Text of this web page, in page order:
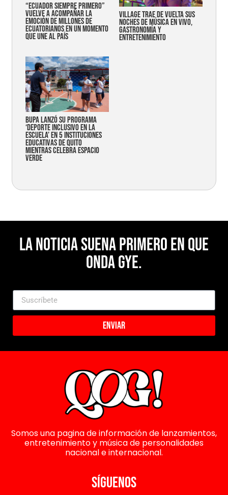
“Ecuador siempre primero”
vuelve a acompañar la
emoción de millones de
ecuatorianos en un momento
que une al país
Village trae de vuelta sus
noches de música en vivo,
gastronomía y
entretenimiento
Bupa lanzó su programa
‘Deporte Inclusivo en la
Escuela’ en 5 instituciones
educativas de Quito
mientras celebra espacio
verde
La noticia suena primero en Que
Onda Gye.
Enviar
Somos una pagina de información de lanzamientos,
entretenimiento y música de personalidades
nacional e internacional.
SÍGUENOS